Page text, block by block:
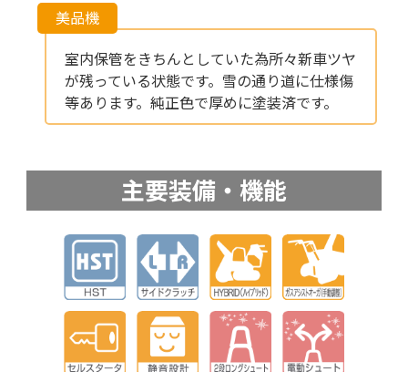
室内保管をきちんとしていた為所々新車ツヤ
が残っている状態です。雪の通り道に仕様傷
等あります。純正色で厚めに塗装済です。
主要装備・機能